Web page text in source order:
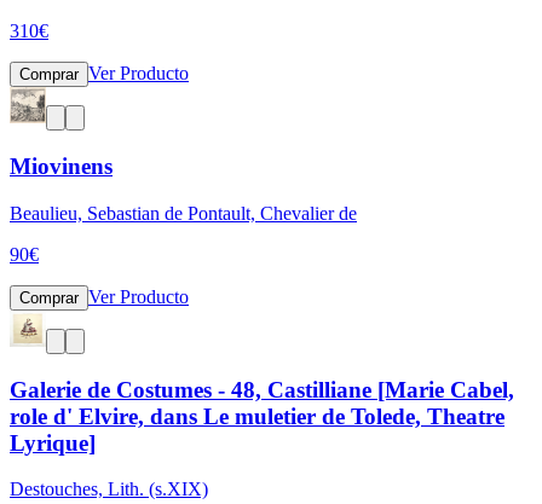
310€
Comprar Ver Producto
Miovinens
Beaulieu, Sebastian de Pontault, Chevalier de
90€
Comprar Ver Producto
Galerie de Costumes - 48, Castilliane [Marie Cabel,
role d' Elvire, dans Le muletier de Tolede, Theatre
Lyrique]
Destouches, Lith. (s.XIX)